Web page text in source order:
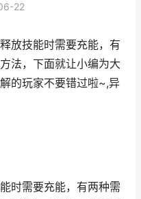
22
放技能时需要充能，有
法，下面就让小编为大
的玩家不要错过啦~,异
时需要充能，有两种需